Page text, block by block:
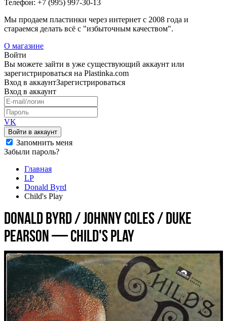
Телефон: +7 (995) 997-30-13
Мы продаем пластинки через интернет c 2008 года и
стараемся делать всё с "избыточным качеством".
О магазине
Войти
Вы можете зайти в уже существующий аккаунт или
зарегистрироваться на Plastinka.com
Вход в аккаунтЗарегистрироваться
Вход в аккаунт
VK
Войти в аккаунт
Запомнить меня
Забыли пароль?
Главная
LP
Donald Byrd
Child's Play
Donald Byrd / Johnny Coles / Duke
Pearson — Child's Play